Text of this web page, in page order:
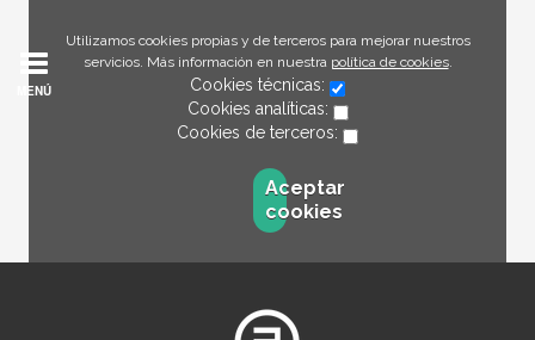
Utilizamos cookies propias y de terceros para mejorar nuestros
servicios. Más información en nuestra política de cookies.
Cookies técnicas:
Cookies analíticas:
Cookies de terceros:
Aceptar
cookies
MENÚ